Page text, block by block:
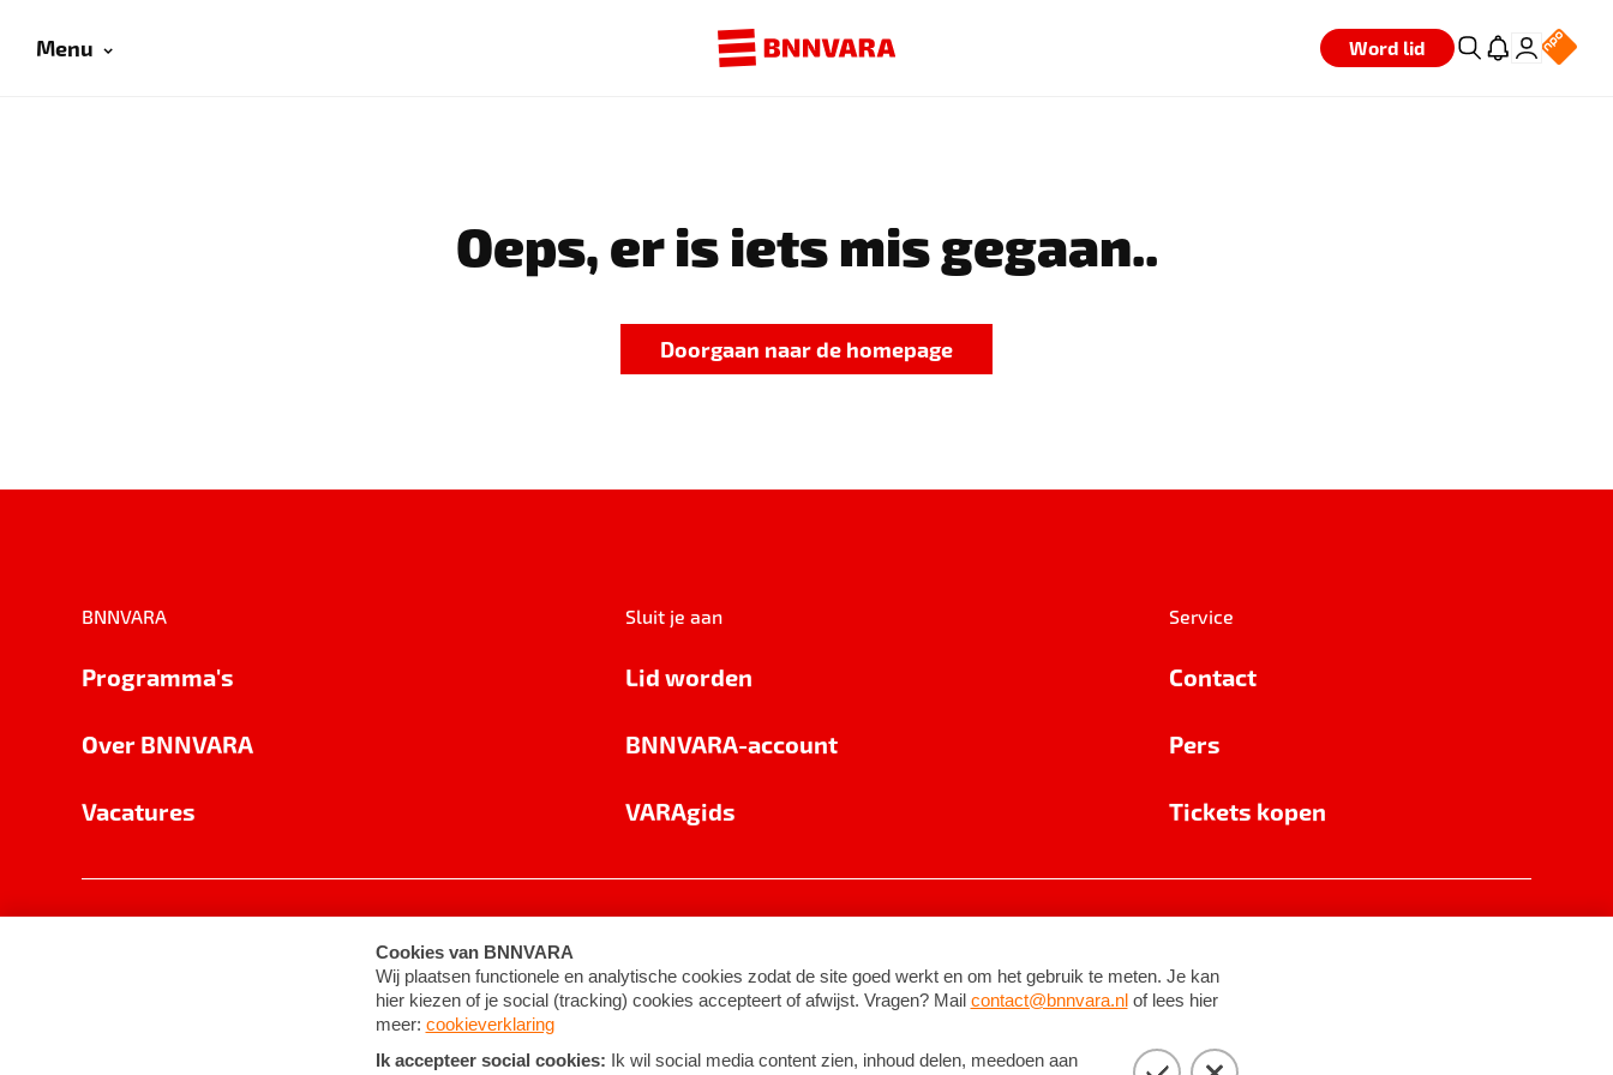
Menu Word lid
Oeps, er is iets mis gegaan..
Doorgaan naar de homepage
BNNVARA
Programma's
Over BNNVARA
Vacatures
Sluit je aan
Lid worden
BNNVARA-account
VARAgids
Service
Contact
Pers
Tickets kopen
Cookie-instellingen Algemene voorwaarden ©2026BNNVARA